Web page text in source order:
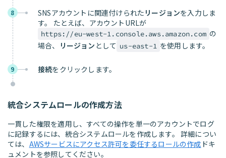
8 SNSアカウントに関連付けられた リージョンを入力しま
す。 たとえば、アカウントURLが
https://eu-west-1.console.aws.amazon.com の
場合、
リージョン として us-east-1 を使用します。
9 接続をクリックします。
統合システムロールの作成方法
一貫した権限を適用し、すべての操作を単一のアカウントでログ
に記録するには、統合システムロールを作成します。 詳細につい
ては、 AWSサービスにアクセス許可を委任するロールの作成 ドキ
ュメントを参照してください。